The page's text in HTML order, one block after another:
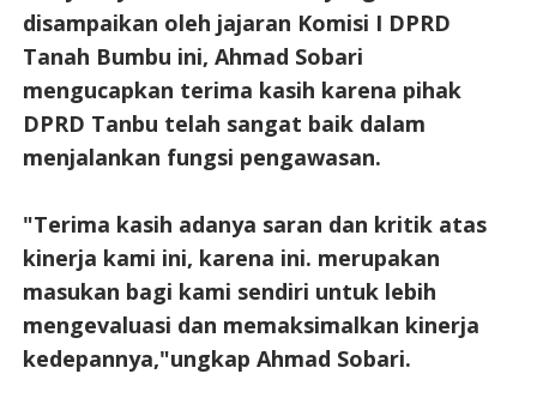
disampaikan oleh jajaran Komisi I DPRD
Tanah Bumbu ini, Ahmad Sobari
mengucapkan terima kasih karena pihak
DPRD Tanbu telah sangat baik dalam
menjalankan fungsi pengawasan.
"Terima kasih adanya saran dan kritik atas
kinerja kami ini, karena ini. merupakan
masukan bagi kami sendiri untuk lebih
mengevaluasi dan memaksimalkan kinerja
kedepannya,"ungkap Ahmad Sobari.